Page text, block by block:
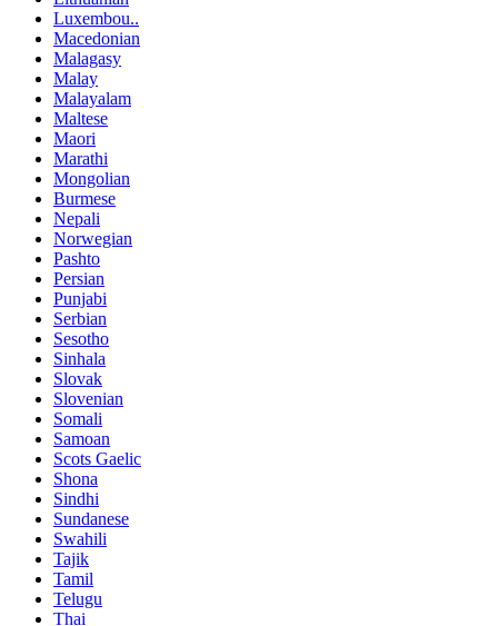
Luxembou..
Macedonian
Malagasy
Malay
Malayalam
Maltese
Maori
Marathi
Mongolian
Burmese
Nepali
Norwegian
Pashto
Persian
Punjabi
Serbian
Sesotho
Sinhala
Slovak
Slovenian
Somali
Samoan
Scots Gaelic
Shona
Sindhi
Sundanese
Swahili
Tajik
Tamil
Telugu
Thai